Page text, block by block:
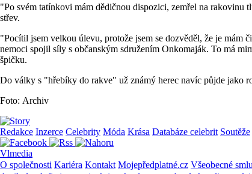
"Po svém tatínkovi mám dědičnou dispozici, zemřel na rakovinu
střev.
"Pocítil jsem velkou úlevu, protože jsem se dozvěděl, že je mám
nemoci spojil síly s občanským sdružením Onkomaják. To má
špičku.
Do války s "hřebíky do rakve" už známý herec navíc půjde jako
Foto: Archiv
Redakce Inzerce Celebrity Móda Krása Databáze celebrit Soutěže
Vlmedia
O společnosti Kariéra Kontakt Mojepředplatné.cz Všeobecné